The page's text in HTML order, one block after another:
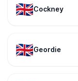
🇬🇧Cockney
🇬🇧Geordie